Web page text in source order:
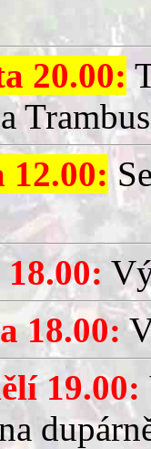
20.00:
12.00:
18.00:
19.00: